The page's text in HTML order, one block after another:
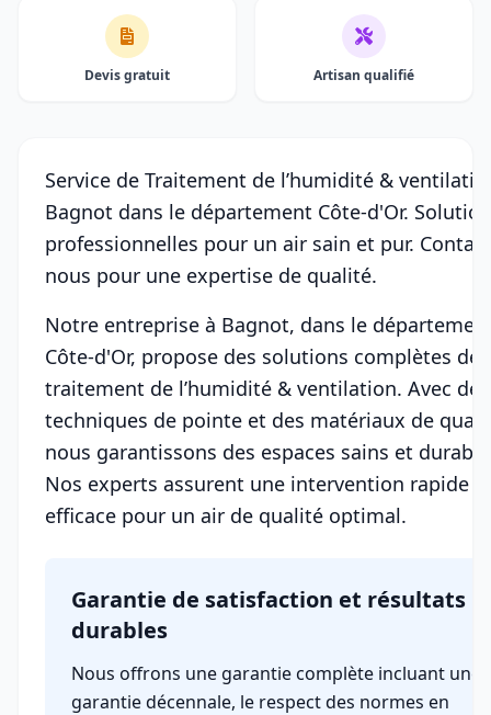
Devis gratuit Artisan qualifié
Service de Traitement de l’humidité &
Bagnot dans le département Côte-d'Or.
professionnelles pour un air sain et pur.
nous pour une expertise de qualité.
Notre entreprise à Bagnot, dans le
Côte-d'Or, propose des solutions complètes de
traitement de l’humidité & ventilation. Avec des
techniques de pointe et des matériaux de
nous garantissons des espaces sains et
Nos experts assurent une intervention rapide
efficace pour un air de qualité optimal.
Garantie de satisfaction et résultats
durables
Nous offrons une garantie complète incluant une
garantie décennale, le respect des normes en